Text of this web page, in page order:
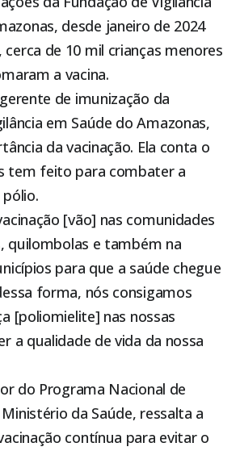
desde janeiro de 2024
de 10 mil crianças menores
a vacina.
de imunização da
em Saúde do Amazonas,
da vacinação. Ela conta o
tem feito para combater a
[vão] nas comunidades
quilombolas e também na
para que a saúde chegue
forma, nós consigamos
[poliomielite] nas nossas
a qualidade de vida da nossa
do Programa Nacional de
da Saúde, ressalta a
contínua para evitar o